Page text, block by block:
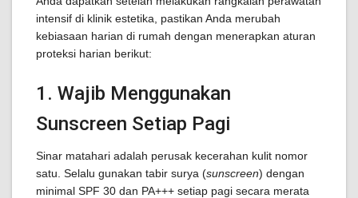
intensif di klinik estetika, pastikan Anda merubah
kebiasaan harian di rumah dengan menerapkan aturan
proteksi harian berikut:
1. Wajib Menggunakan
Sunscreen Setiap Pagi
Sinar matahari adalah perusak kecerahan kulit nomor
satu. Selalu gunakan tabir surya (sunscreen) dengan
minimal SPF 30 dan PA+++ setiap pagi secara merata